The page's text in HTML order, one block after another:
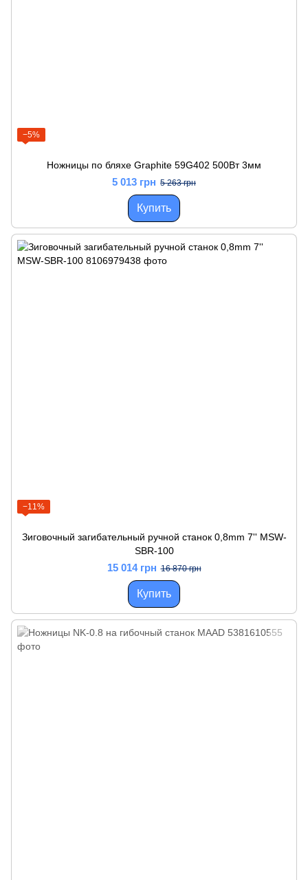
−5%
Ножницы по бляхе Graphite 59G402 500Вт 3мм
5 013 грн 5 263 грн
Купить
−11%
Зиговочный загибательный ручной станок 0,8mm 7'' MSW-
SBR-100
15 014 грн 16 870 грн
Купить